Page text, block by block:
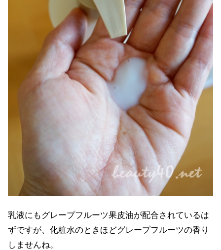
乳液にもグレープフルーツ果皮油が配合されているは
ずですが、化粧水のときほどグレープフルーツの香り
しませんね。